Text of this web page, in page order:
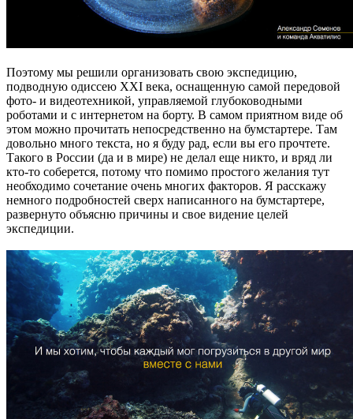
Поэтому мы решили организовать свою экспедицию,
подводную одиссею XXI века, оснащенную самой передовой
фото- и видеотехникой, управляемой глубоководными
роботами и с интернетом на борту. В самом приятном виде об
этом можно прочитать непосредственно на бумстартере. Там
довольно много текста, но я буду рад, если вы его прочтете.
Такого в России (да и в мире) не делал еще никто, и вряд ли
кто-то соберется, потому что помимо простого желания тут
необходимо сочетание очень многих факторов. Я расскажу
немного подробностей сверх написанного на бумстартере,
развернуто объясню причины и свое видение целей
экспедиции.